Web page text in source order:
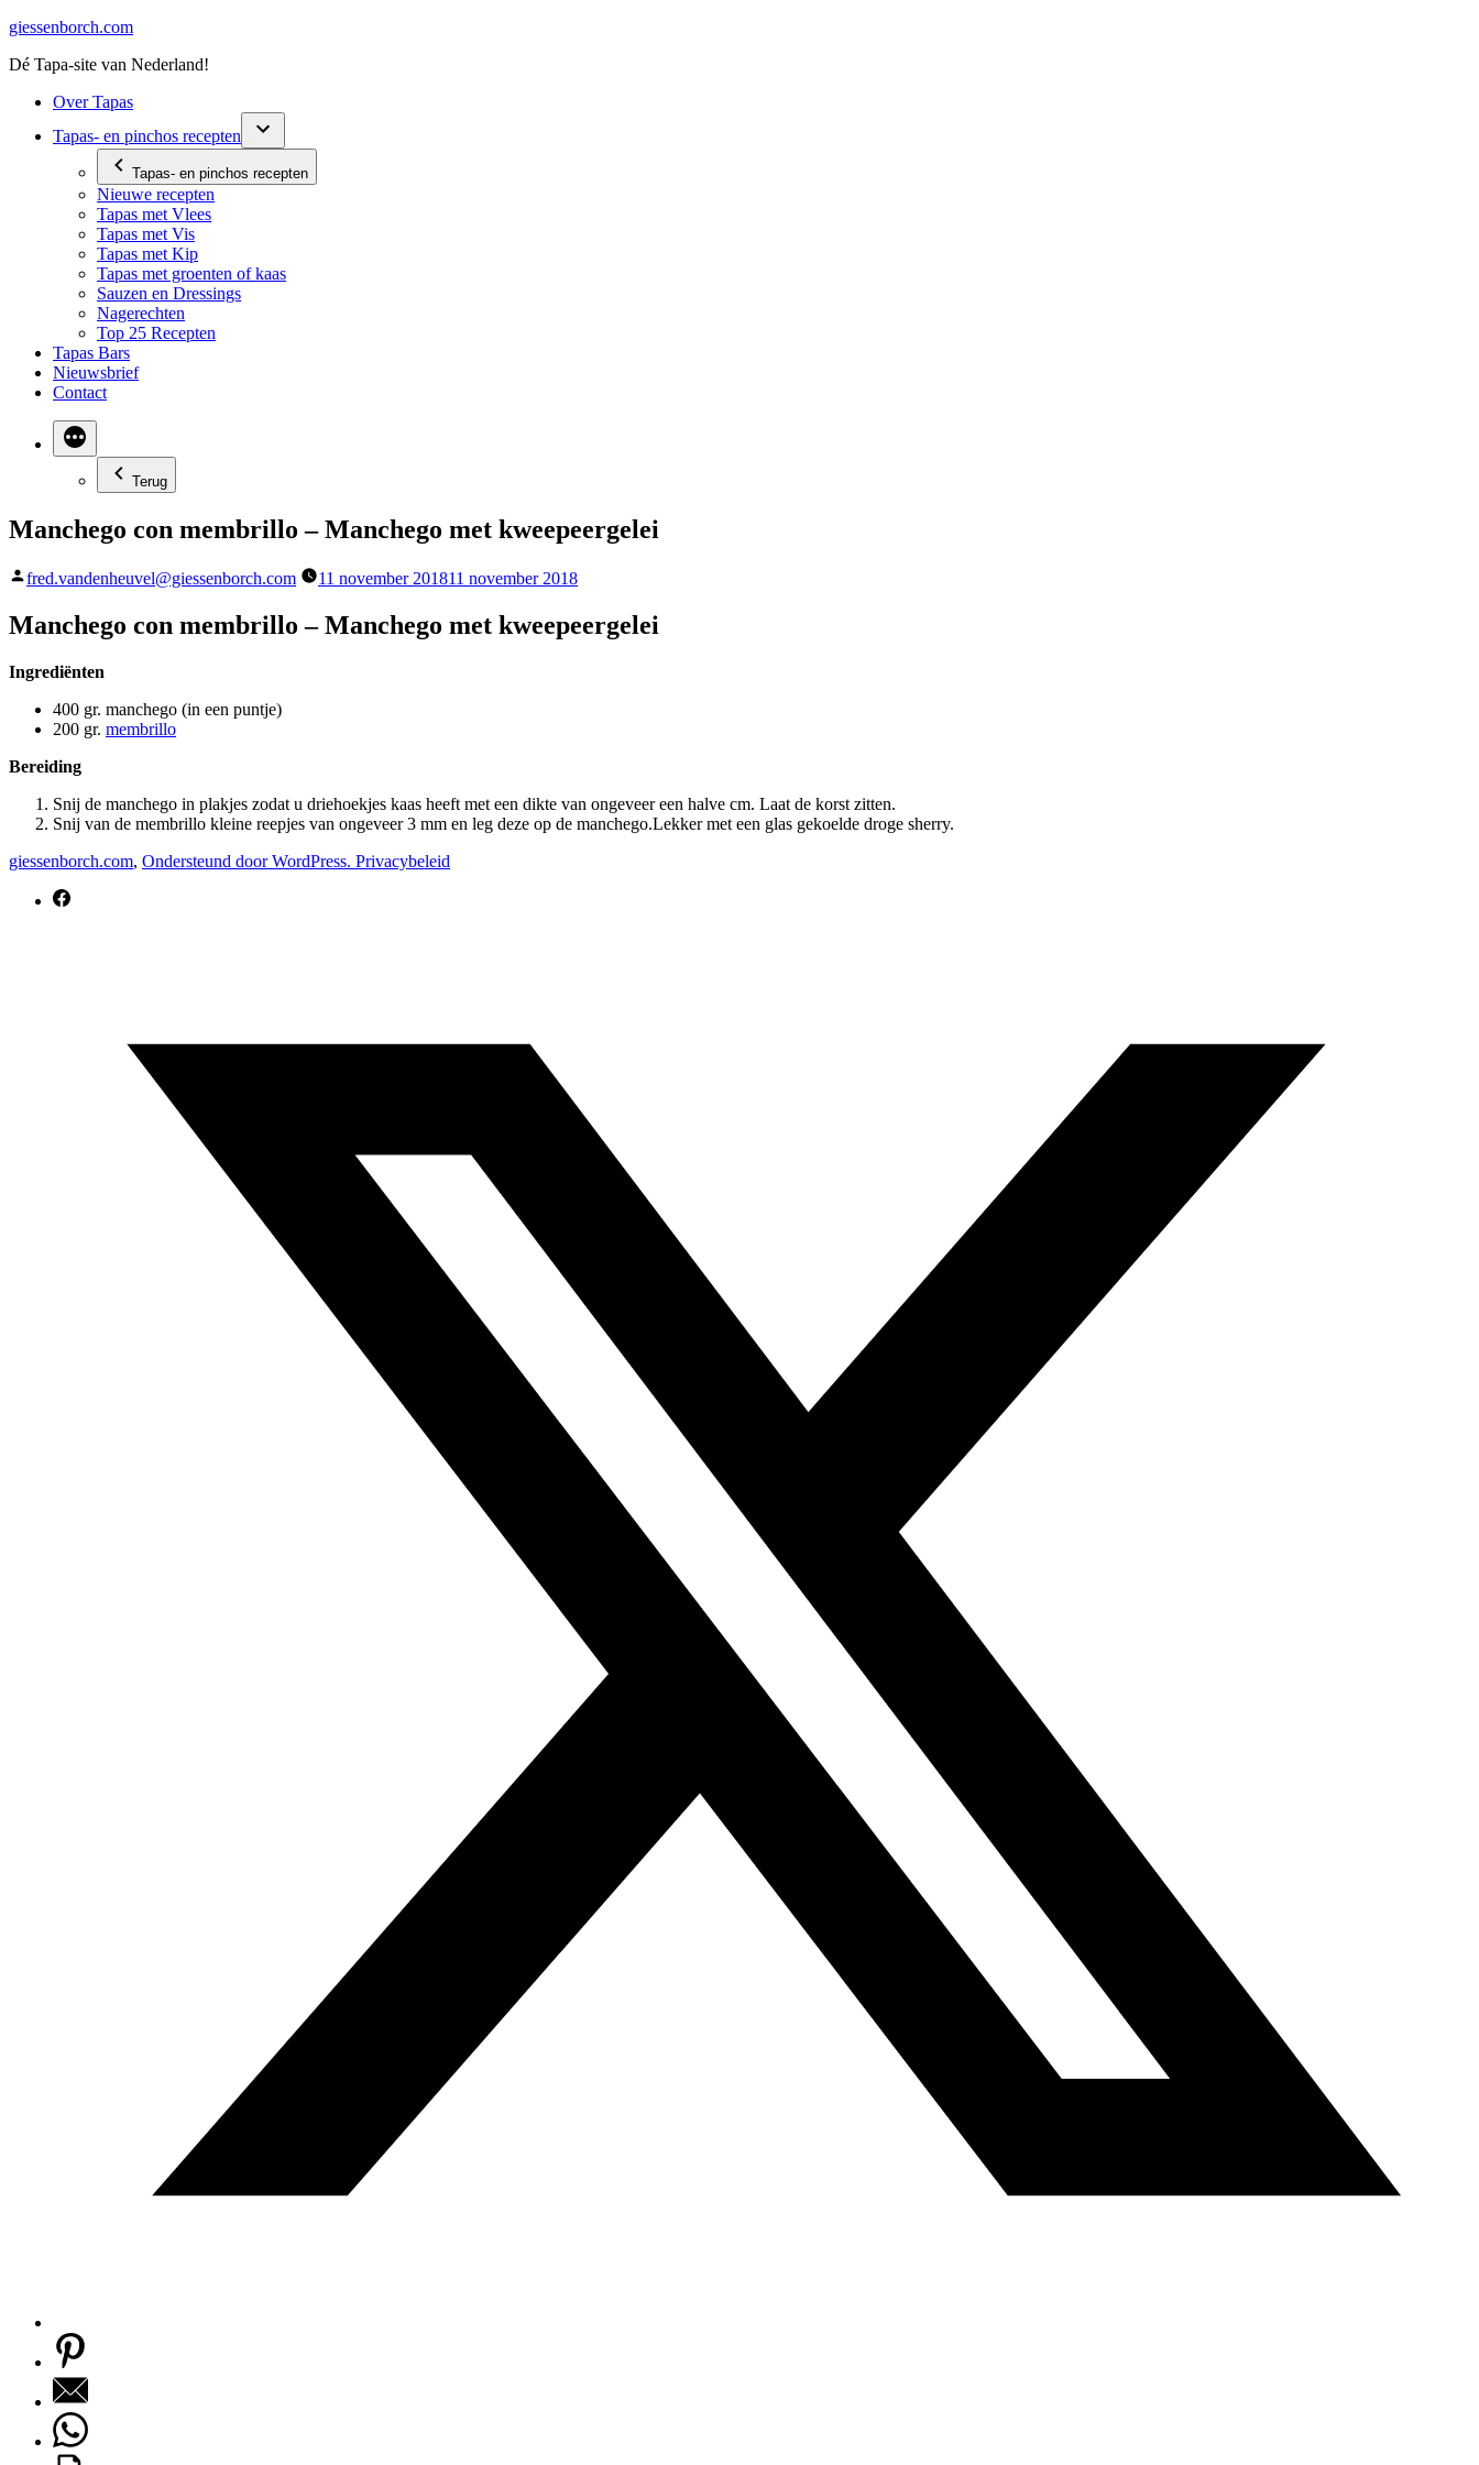
Ga
de
giessenborch.com
Dé Tapa-site van Nederland!
Over Tapas
Tapas- en pinchos recepten
Tapas- en pinchos recepten
Nieuwe recepten
Tapas met Vlees
Tapas met Vis
Tapas met Kip
Tapas met groenten of kaas
Sauzen en Dressings
Nagerechten
Top 25 Recepten
Tapas Bars
Nieuwsbrief
Contact
Terug
Manchego con membrillo – Manchego met kweepeergelei
Geplaatst
fred.vandenheuvel@giessenborch.com 11 november 201811 november 2018
Manchego con membrillo – Manchego met kweepeergelei
Ingrediënten
400 gr. manchego (in een puntje)
200 gr. membrillo
Bereiding
Snij de manchego in plakjes zodat u driehoekjes kaas heeft met een dikte van ongeveer een halve cm. Laat de korst zitten.
Snij van de membrillo kleine reepjes van ongeveer 3 mm en leg deze op de manchego.Lekker met een glas gekoelde droge sherry.
giessenborch.com, Ondersteund door WordPress. Privacybeleid